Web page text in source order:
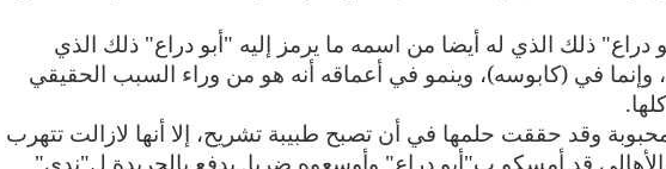
ذلك الذي له أيضا من اسمه ما يرمز إليه "أبو دراع" ذلك الذي
في (كابوسه)، وينمو في أعماقه أنه هو من وراء السبب الحقيقي
.
وقد حققت حلمها في أن تصبح طبيبة تشريح، إلا أنها لازالت تتهرب
قد أمسكو ب"أبو دراع" وأوسعوه ضربا. يدفع بالجريدة ل"ندي"